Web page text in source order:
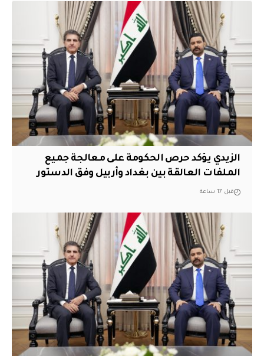
الزيدي يؤكد حرص الحكومة على معالجة جميع
الملفات العالقة بين بغداد وأربيل وفق الدستور
قبل 17 ساعة